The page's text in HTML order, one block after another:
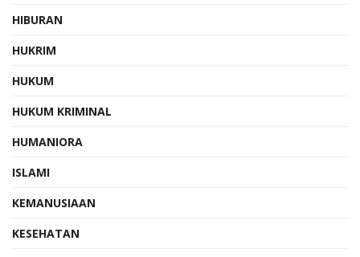
HIBURAN
HUKRIM
HUKUM
HUKUM KRIMINAL
HUMANIORA
ISLAMI
KEMANUSIAAN
KESEHATAN